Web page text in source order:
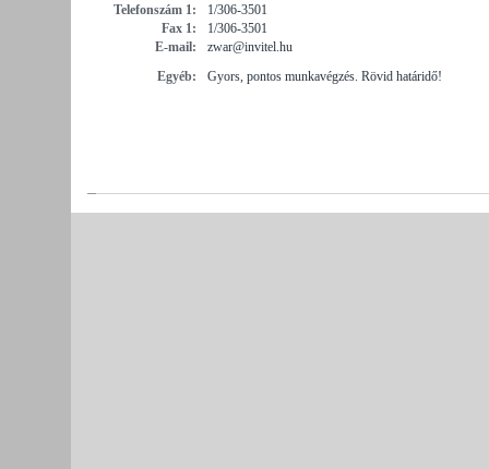
Telefonszám 1:
1/306-3501
Fax 1:
1/306-3501
E-mail:
zwar@invitel.hu
Egyéb:
Gyors, pontos munkavégzés. Rövid határidő!